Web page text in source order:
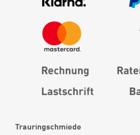
Trauringschmiede